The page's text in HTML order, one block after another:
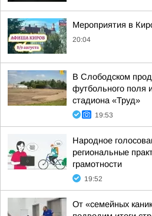
Мероприятия в
20:04
В Слободском
футбольного поля
стадиона «Труд»
19:53
Народное
региональные
грамотности
19:52
От «семейных